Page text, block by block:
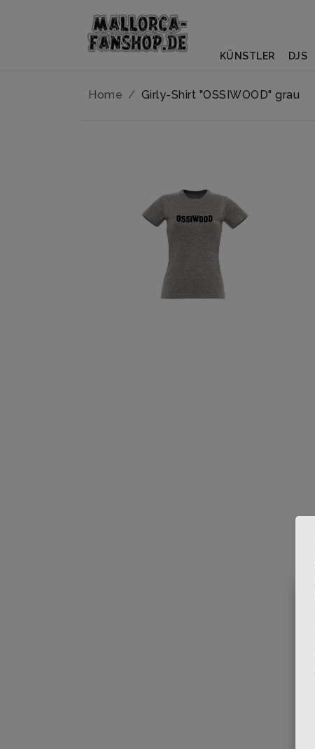
Home Girly-Shirt "OSSIWOOD" grau
KÜNSTLER DJS